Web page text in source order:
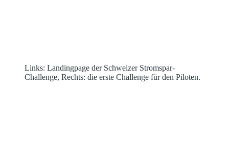
Links: Landingpage der Schweizer Stromspar-
Challenge, Rechts: die erste Challenge für den Piloten.